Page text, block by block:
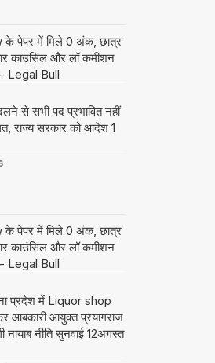
पेपर में मिले 0 अंक, छात्र
काउंसिल और लॉ कमीशन
- Legal Bull
से सभी पद प्रभावित नहीं
राज्य सरकार को आदेश 1
पेपर में मिले 0 अंक, छात्र
काउंसिल और लॉ कमीशन
- Legal Bull
प्रदेश में Liquor shop
आबकारी आयुक्त प्रयागराज
नायाब नीति सुनवाई 12अगस्त